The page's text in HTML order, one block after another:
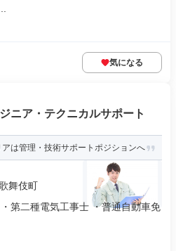
気になる
ニア・テクニカルサポート
は管理・技術サポートポジションへ
舞伎町
第二種電気工事士 ・普通自動車免